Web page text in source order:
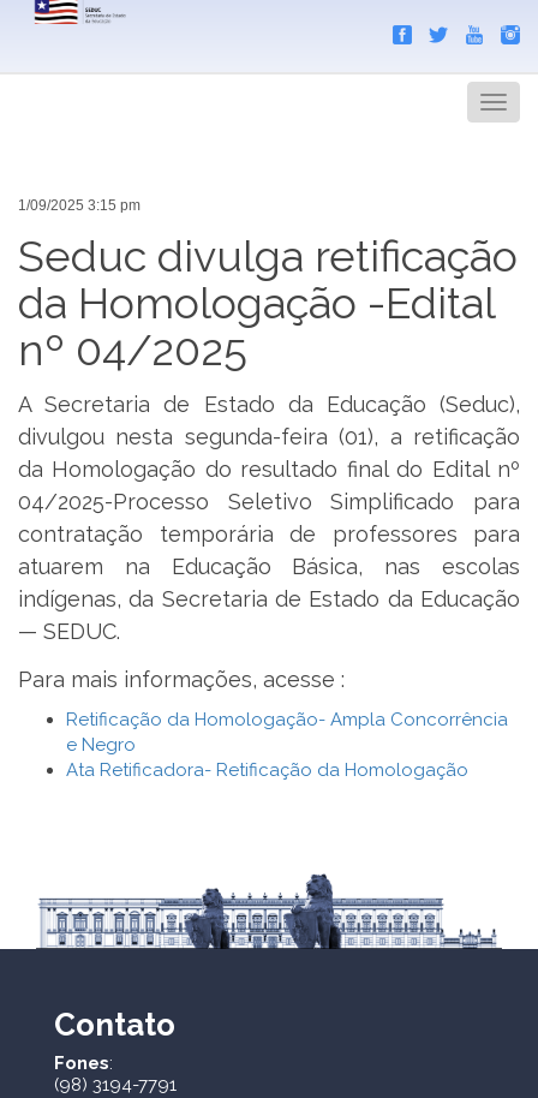
Menu
1/09/2025 3:15 pm
Seduc divulga retificação
da Homologação -Edital
nº 04/2025
A Secretaria de Estado da Educação (Seduc),
divulgou nesta segunda-feira (01), a retificação
da Homologação do resultado final do Edital nº
04/2025-Processo Seletivo Simplificado para
contratação temporária de professores para
atuarem na Educação Básica, nas escolas
indígenas, da Secretaria de Estado da Educação
— SEDUC.
Para mais informações, acesse :
Retificação da Homologação- Ampla Concorrência
e Negro
Ata Retificadora- Retificação da Homologação
Contato
Fones:
(98) 3194-7791